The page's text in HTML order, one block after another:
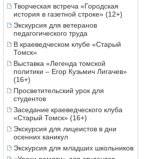
Творческая встреча «Городская
история в газетной строке» (12+)
Экскурсия для ветеранов
педагогического труда
В краеведческом клубе «Старый
Томск»
Выставка «Легенда томской
политики – Егор Кузьмич Лигачев»
(16+)
Просветительский урок для
студентов
Заседание краеведческого клуба
«Старый Томск» (16+)
Экскурсия для лицеистов в дни
осенних каникул
Экскурсия для младших школьников